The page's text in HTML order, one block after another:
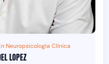
Neuropsicología Clínica
LOPEZ